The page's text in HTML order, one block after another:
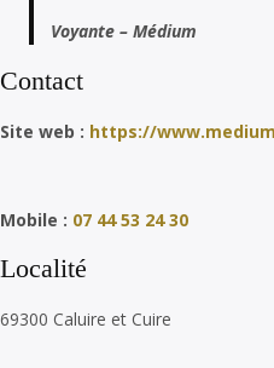
Voyante – Médium
Contact
Site web : https://
Mobile : 07 44 53 24 30
Localité
69300 Caluire et Cuire